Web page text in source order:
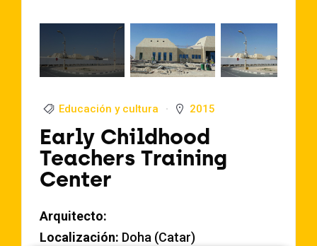
Educación y cultura 2015
Early Childhood
Teachers Training
Center
Arquitecto:
Localización: Doha (Catar)